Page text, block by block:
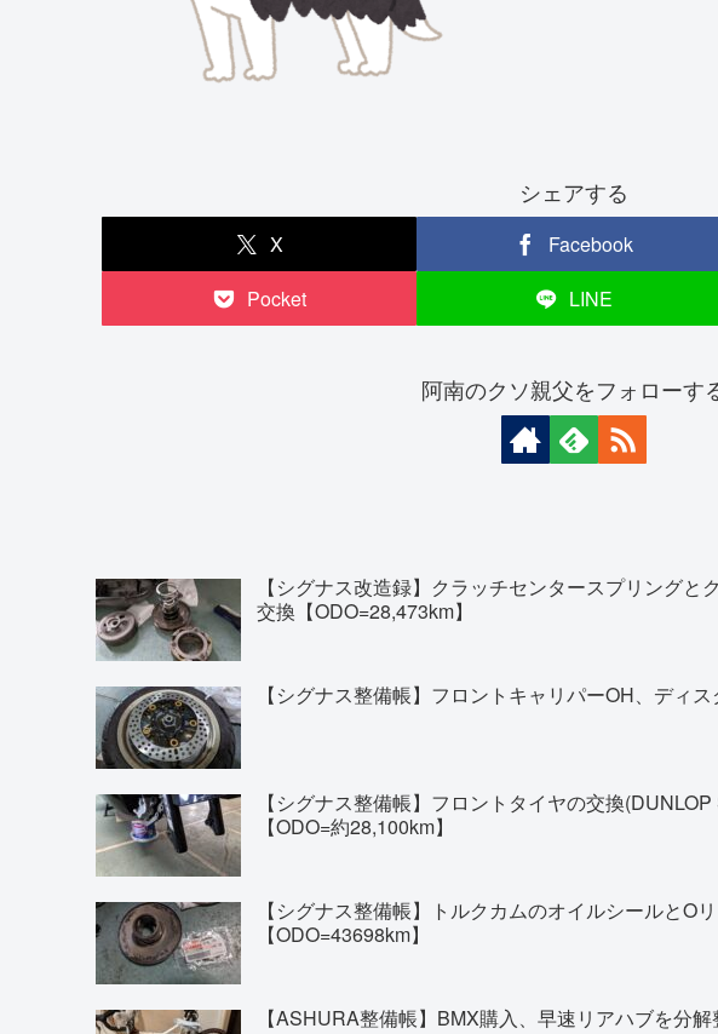
シェアする
X Facebook
Pocket
LINE
阿南のクソ親父をフォローす
【シグナス改造録】クラッチセンタースプリング
交換【ODO=28,473km】
【シグナス整備帳】フロントキャリパーOH、ディス
【シグナス整備帳】フロントタイヤの交換
【ODO=約28,100km】
【シグナス整備帳】トルクカムのオイルシールとO
【ODO=43698km】
【ASHURA整備帳】BMX購入、早速リアハブを分